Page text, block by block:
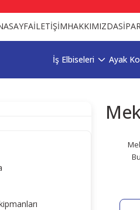
İLETİŞİMHAKKIMIZDA
İş Elbiseleri Ayak